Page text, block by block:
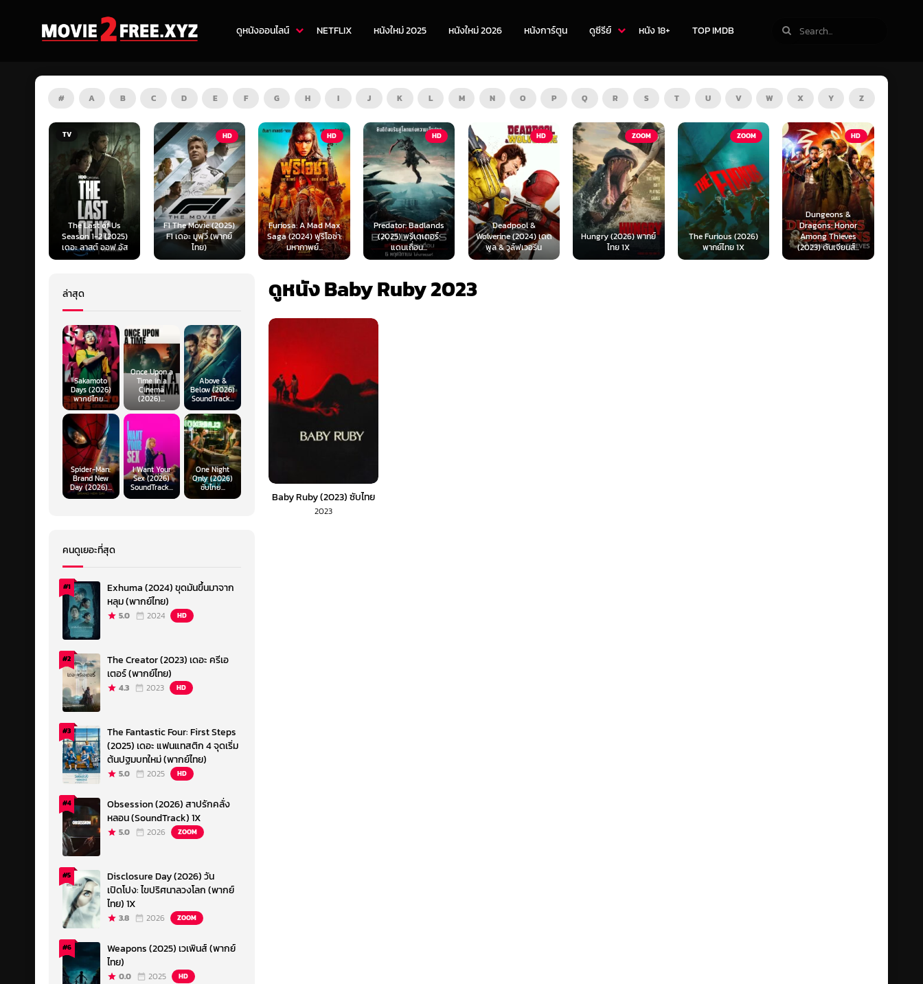
ดูหนังออนไลน์ NETFLIX หนังใหม่ 2025 หนังใหม่ 2026 หนังการ์ตูน ดูซีรีย์ หนัง 18+ TOP IMDB
# A B C D E F G H I J K L M N O P Q R S T U V W X Y Z
HD
F1 The Movie (2025)
F1 เดอะ มูฟวี่ (พากย์
ไทย)
HD
Furiosa: A Mad Max
Saga (2024) ฟูริโอซ่า:
มหากาพย์...
HD
Predator: Badlands
(2025) พรีเดเตอร์:
แดนเถื่อน...
HD
Deadpool &
Wolverine (2024) เดด
พูล & วูล์ฟเวอรีน
ZOOM
Hungry (2026) พากย์
ไทย 1X
ZOOM
The Furious (2026)
พากย์ไทย 1X
HD
Dungeons &
Dragons: Honor
Among Thieves
(2023) ดันเจียนส์...
HD
Ready or Not 2: Here
I Come (2026) เกม
พร้อมตาย 2 (พากย์
ไทย)
ดูหนัง Baby Ruby 2023
Baby Ruby (2023) ซับไทย
2023
ล่าสุด
Sakamoto
Days (2026)
พากย์ไทย...
Once Upon a
Time in a
Cinema
(2026)...
Above &
Below (2026)
SoundTrack...
Spider-Man:
Brand New
Day (2026)...
I Want Your
Sex (2026)
SoundTrack...
One Night
Only (2026)
ซับไทย...
คนดูเยอะที่สุด
#1
Exhuma (2024) ขุดมันขึ้นมาจาก
หลุม (พากย์ไทย)
5.0 2024 HD
#2
The Creator (2023) เดอะ ครีเอ
เตอร์ (พากย์ไทย)
4.3 2023 HD
#3
The Fantastic Four: First Steps
(2025) เดอะ แฟนแทสติก 4 จุดเริ่ม
ต้นปฐมบทใหม่ (พากย์ไทย)
5.0 2025 HD
#4
Obsession (2026) สาปรักคลั่ง
หลอน (SoundTrack) 1X
5.0 2026 ZOOM
#5
Disclosure Day (2026) วัน
เปิดโปง: ไขปริศนาลวงโลก (พากย์
ไทย) 1X
3.8 2026 ZOOM
#6
Weapons (2025) เวเพินส์ (พากย์
ไทย)
0.0 2025 HD